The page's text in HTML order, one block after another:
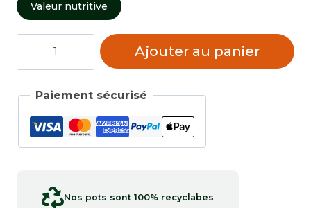
Valeur nutritive
fumées
Ajouter au panier
Paiement sécurisé
Nos pots sont 100% recyclabes